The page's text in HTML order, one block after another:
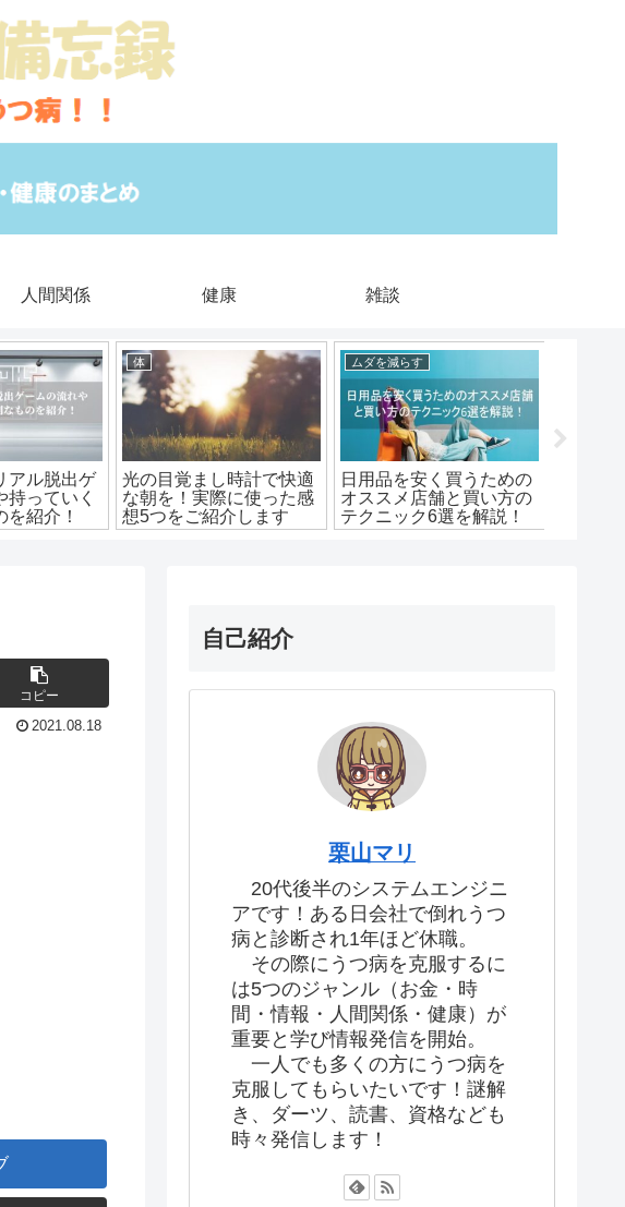
人間関係 健康 雑談
アル脱出ゲ
持っていく
を紹介！
体
光の目覚まし時計で快適
な朝を！実際に使った感
想5つをご紹介します
ムダを減らす
日用品を安く買うための
オススメ店舗と買い方の
テクニック6選を解説！
コピー
2021.08.18
自己紹介
栗山マリ
20代後半のシステムエンジニ
アです！ある日会社で倒れうつ
病と診断され1年ほど休職。
その際にうつ病を克服するに
は5つのジャンル（お金・時
間・情報・人間関係・健康）が
重要と学び情報発信を開始。
一人でも多くの方にうつ病を
克服してもらいたいです！謎解
き、ダーツ、読書、資格なども
時々発信します！